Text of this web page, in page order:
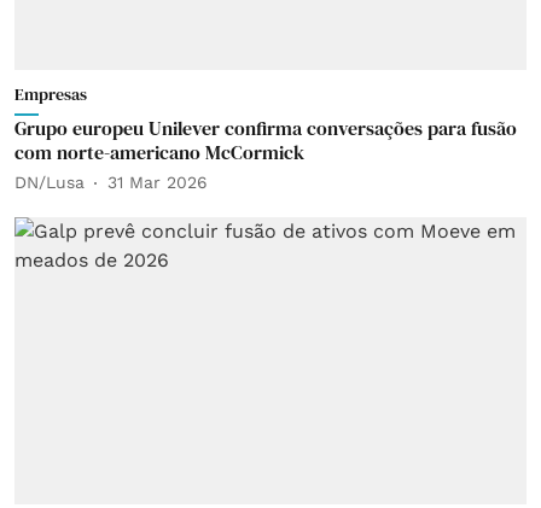
Empresas
Grupo europeu Unilever confirma conversações para fusão
com norte-americano McCormick
DN/Lusa 31 Mar 2026